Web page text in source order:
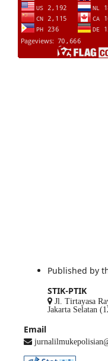
Published by
STIK-PTIK
Jl. Tirtayasa
Jakarta Selatan
Email